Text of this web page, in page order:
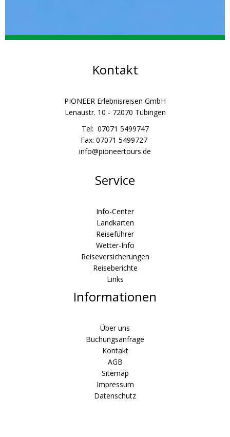
Kontakt
PIONEER Erlebnisreisen GmbH
Lenaustr. 10 - 72070 Tübingen
Tel: 07071 5499747
Fax: 07071 5499727
info@pioneertours.de
Service
Info-Center
Landkarten
Reiseführer
Wetter-Info
Reiseversicherungen
Reiseberichte
Links
Informationen
Über uns
Buchungsanfrage
Kontakt
AGB
Sitemap
Impressum
Datenschutz